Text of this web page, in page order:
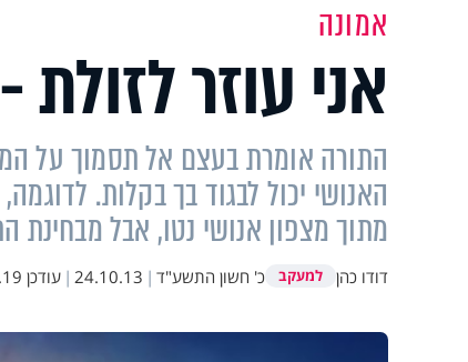
אמונה
אני עוזר
התורה אומרת בעצם אל תסמוך על
האנושי יכול לבגוד בך בקלות.
מתוך מצפון אנושי נטו, אבל מבחינת
דודו כהן למעקב כ' חשון התשע"ד |
24.10.13
| עודכן